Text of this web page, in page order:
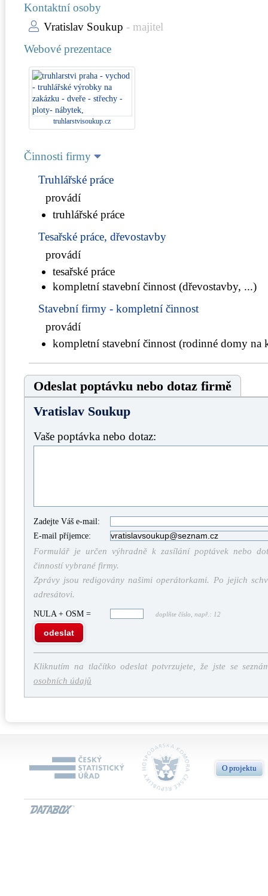
Kontaktní osoby
Vratislav Soukup - majitel
Webové prezentace
truhlarstvisoukup.cz
Činnosti firmy
Truhlářské práce
provádí
truhlářské práce
Tesařské práce, dřevostavby
provádí
tesařské práce
kompletní stavební činnost (dřevostavby, ...)
Stavební firmy - kompletní činnost
provádí
kompletní stavební činnost (rodinné domy na
Odeslat poptávku nebo dotaz firmě
Vratislav Soukup
Vaše poptávka nebo dotaz:
Zadejte Váš e-mail:
E-mail příjemce:
Formulář je určen výhradně k zasílání poptávek nebo
činností vybrané firmy.
Zprávy jsou redigovány našimi operátorkami. Po jejich
adresátovi.
NULA + OSM = doplňte číslo, např.: 12
odeslat
Kliknutím na tlačítko odeslat potvrzujete, že jste se
osobních údajů
O projektu